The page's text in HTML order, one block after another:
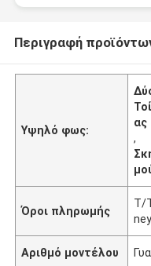
Περιγραφή
Υψηλό φως:
ας
,
Όροι πληρωμής
T/
Αριθμό μοντέλου